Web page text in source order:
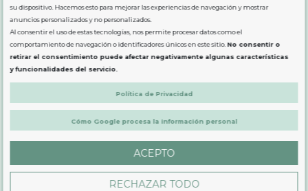
SOBRE NOSOTROS
LEGAL
CONTÁCTANOS
su dispositivo. Hacemos esto para mejorar las experiencias de navegación y mostrar
anuncios personalizados y no personalizados.
Al consentir el uso de estas tecnologías, nos permite procesar datos como el
comportamiento de navegación o identificadores únicos en este sitio.No consentir o
retirar el consentimiento puede afectar negativamente algunas características
y funcionalidades del servicio.
Política de Privacidad
Cómo Google procesa la información personal
ACEPTO
RECHAZAR TODO